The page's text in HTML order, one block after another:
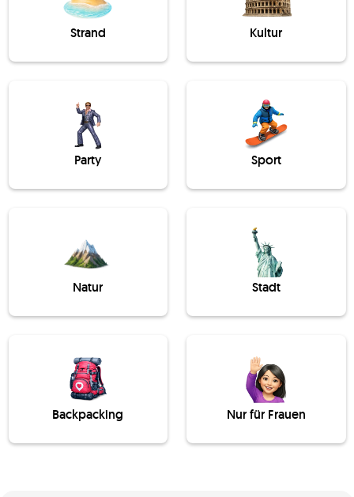
Strand Kultur
Party Sport
Natur Stadt
Backpacking Nur für Frauen